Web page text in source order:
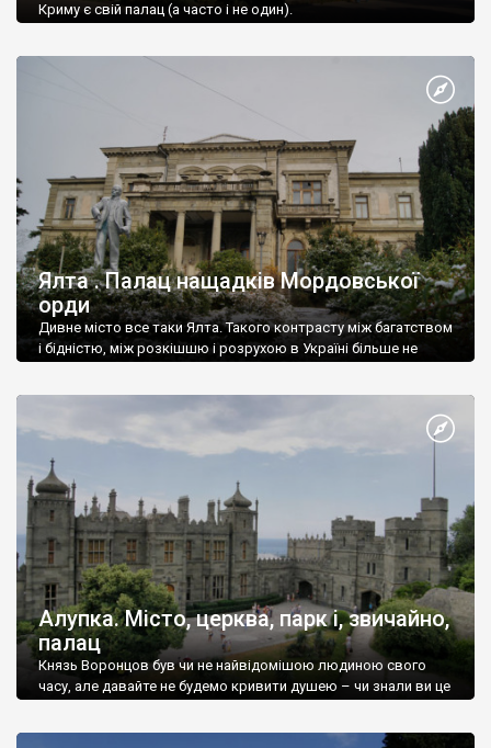
Криму є свій палац (а часто і не один).
Ялта . Палац нащадків Мордовської
орди
Дивне місто все таки Ялта. Такого контрасту між багатством
і бідністю, між розкішшю і розрухою в Україні більше не
Алупка. Місто, церква, парк і, звичайно,
палац
Князь Воронцов був чи не найвідомішою людиною свого
часу, але давайте не будемо кривити душею – чи знали ви це